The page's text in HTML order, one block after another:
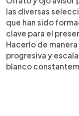
las diversas
que han sido
clave para el
Hacerlo de
progresiva y
blanco